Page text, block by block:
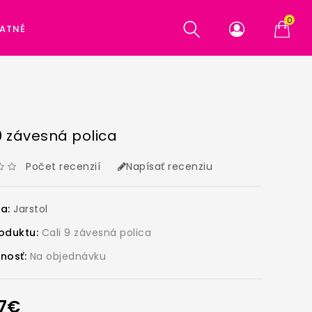
0
závesná polica
Počet recenzií Napísať recenziu
Jarstol
Cali 9 závesná polica
Na objednávku